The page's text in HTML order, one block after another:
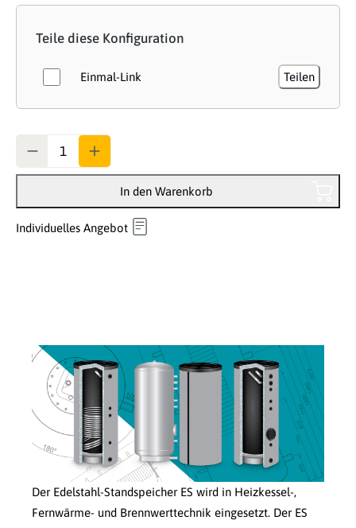
Teile diese Konfiguration
Einmal-Link Teilen
In den Warenkorb
Individuelles Angebot
Der Edelstahl-Standspeicher ES wird in Heizkessel-,
Fernwärme- und Brennwerttechnik eingesetzt. Der ES